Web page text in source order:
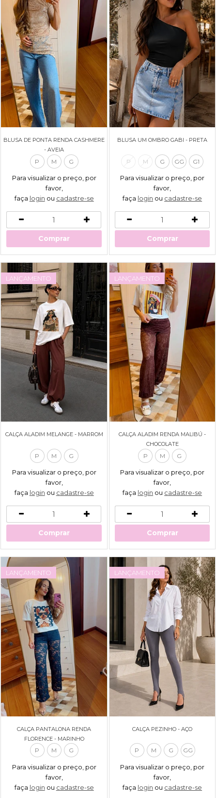
BLUSA DE PONTA RENDA CASHMERE
- AVEIA
P M G
Para visualizar o preço, por
favor,
faça login ou cadastre-se
Comprar
BLUSA UM OMBRO GABI - PRETA
P M G GG G1
Para visualizar o preço, por
favor,
faça login ou cadastre-se
Comprar
LANÇAMENTO
CALÇA ALADIM MELANGE - MARROM
P M G
Para visualizar o preço, por
favor,
faça login ou cadastre-se
Comprar
LANÇAMENTO
CALÇA ALADIM RENDA MALIBÚ -
CHOCOLATE
P M G
Para visualizar o preço, por
favor,
faça login ou cadastre-se
Comprar
LANÇAMENTO
CALÇA PANTALONA RENDA
FLORENCE - MARINHO
P M G
Para visualizar o preço, por
favor,
faça login ou cadastre-se
LANÇAMENTO
CALÇA PEZINHO - AÇO
P M G GG
Para visualizar o preço, por
favor,
faça login ou cadastre-se